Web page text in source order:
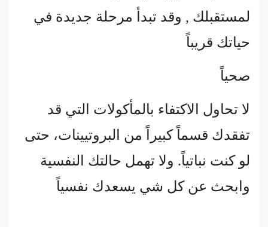
لمستقبلك , وقد تبدأ مرحلة جديدة في
حياتك قريباً
صحياً
لا تحاول الاكتفاء بالمأكولات التي قد
تفقدك قسماً كبيراً من البروتيينات، حتى
لو كنت نباتياً. ولا تهمل حالتك النفسية
وابحث عن كل شي يسعدك نفسياً